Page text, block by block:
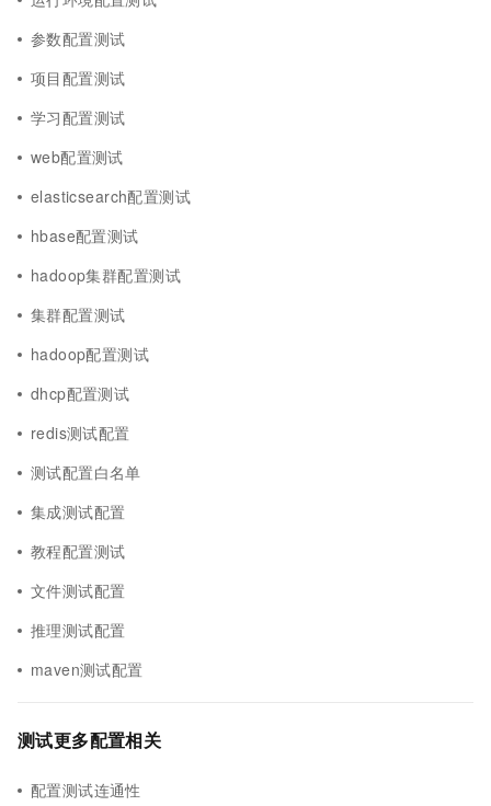
参数配置测试
项目配置测试
学习配置测试
web配置测试
elasticsearch配置测试
hbase配置测试
hadoop集群配置测试
集群配置测试
hadoop配置测试
dhcp配置测试
redis测试配置
测试配置白名单
集成测试配置
教程配置测试
文件测试配置
推理测试配置
maven测试配置
测试更多配置相关
配置测试连通性